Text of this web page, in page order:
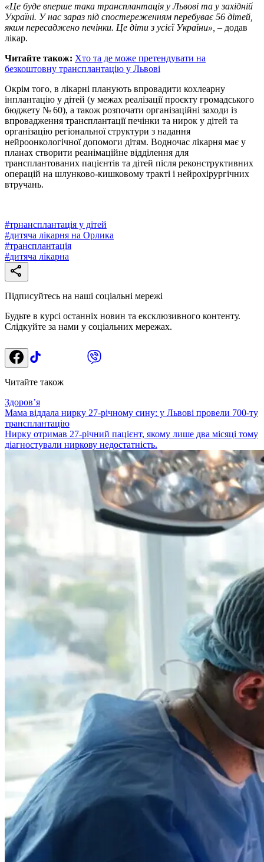
«Це буде вперше така трансплантація у Львові та у західній
Україні. У нас зараз під спостереженням перебуває 56 дітей,
яким пересаджено печінки. Це діти з усієї України», – додав
лікар.
Читайте також: Хто та де може претендувати на
безкоштовну трансплантацію у Львові
Окрім того, в лікарні планують впровадити кохлеарну
інплантацію у дітей (у межах реалізації проєкту громадського
бюджету № 60), а також розпочати організаційні заходи із
впровадження трансплантації печінки та нирок у дітей та
організацію регіональної структури з надання
нейроонкологічної допомоги дітям. Водночас лікарня має у
планах створити реанімаційне відділення для
трансплантованих пацієнтів та дітей після реконструктивних
операцій на шлунково-кишковому тракті і нейрохірургічних
втручань.
#трнансплантація у дітей
#дитяча лікарня на Орлика
#трансплантація
#дитяча лікарна
Підписуйтесь на наші соціальні мережі
Будьте в курсі останніх новин та ексклюзивного контенту.
Слідкуйте за нами у соціальних мережах.
Читайте також
Здоровʼя
Мама віддала нирку 27-річному сину: у Львові провели 700-ту
трансплантацію
Нирку отримав 27-річний пацієнт, якому лише два місяці тому
діагностували ниркову недостатність.